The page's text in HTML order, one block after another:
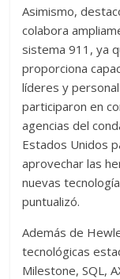
Asimismo,
colabora
sistema 911, ya
proporciona
líderes y
participaron en
agencias del
Estados Unidos
aprovechar las
nuevas
puntualizó.
Además de
tecnológicas
Milestone, SQL,